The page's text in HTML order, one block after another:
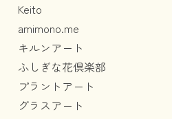
Keito
amimono.me
キルンアート
ふしぎな花倶楽部
プラントアート
グラスアート